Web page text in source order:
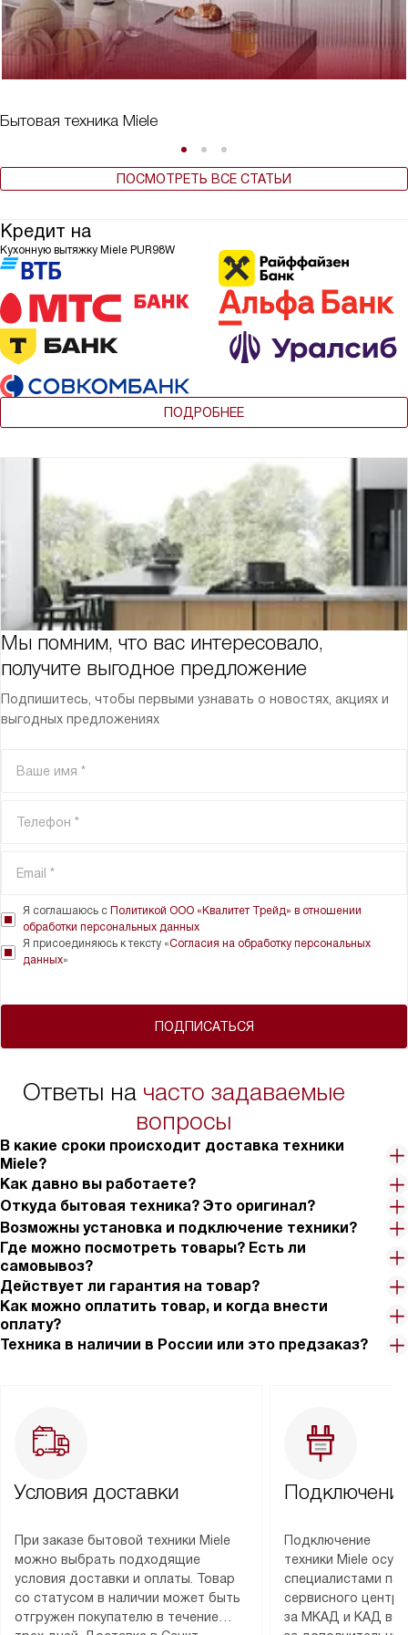
Бытовая техника Miele
ПОСМОТРЕТЬ ВСЕ СТАТЬИ
Кредит на
Кухонную вытяжку Miele PUR98W
ПОДРОБНЕЕ
Мы помним, что вас интересовало,
получите выгодное предложение
Подпишитесь, чтобы первыми узнавать о новостях, акциях и
выгодных предложениях
ПОДПИСАТЬСЯ
Я соглашаюсь с Политикой ООО «Квалитет Трейд» в отношении
обработки персональных данных
Я присоединяюсь к тексту «Согласия на обработку персональных
данных»
Ответы на часто задаваемые
вопросы
В какие сроки происходит доставка техники
Miele?
Как давно вы работаете?
Откуда бытовая техника? Это оригинал?
Возможны установка и подключение техники?
Где можно посмотреть товары? Есть ли
самовывоз?
Действует ли гарантия на товар?
Как можно оплатить товар, и когда внести
оплату?
Техника в наличии в России или это предзаказ?
Условия доставки
При заказе бытовой техники Miele
можно выбрать подходящие
условия доставки и оплаты. Товар
со статусом в наличии может быть
отгружен покупателю в течение
Подключение
техники Miele
специалистами
сервисного
за МКАД и КАД